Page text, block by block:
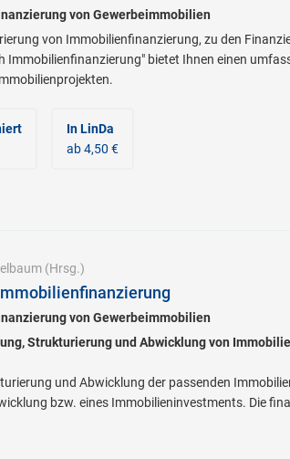
von Gewerbeimmobilien
von Immobilienfinanzierung, zu den
Immobilienfinanzierung" bietet Ihnen einen
In LinDa
ab 4,50 €
(Hrsg.)
von Gewerbeimmobilien
Strukturierung und Abwicklung von
und Abwicklung der passenden
bzw. eines Immobilieninvestments. Die